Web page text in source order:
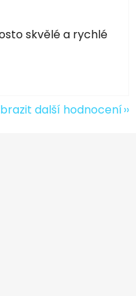
skvělé a rychlé
další hodnocení